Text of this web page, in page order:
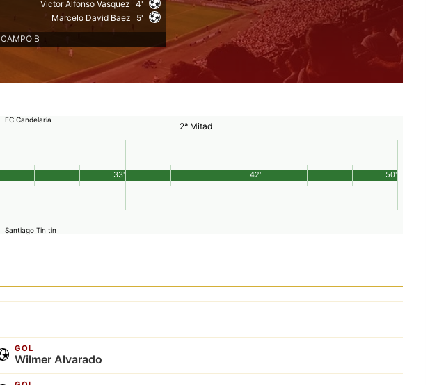
Victor Alfonso Vasquez 4'
Marcelo David Baez
5'
CAMPO B
FC Candelaria
2ª Mitad
Santiago Tin tin
50'
33' 42'
GOL
Wilmer Alvarado